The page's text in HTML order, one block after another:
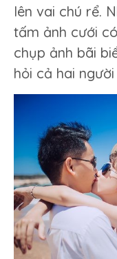
lên vai chú rể.
tấm ảnh cưới
chụp ảnh bãi
hỏi cả hai